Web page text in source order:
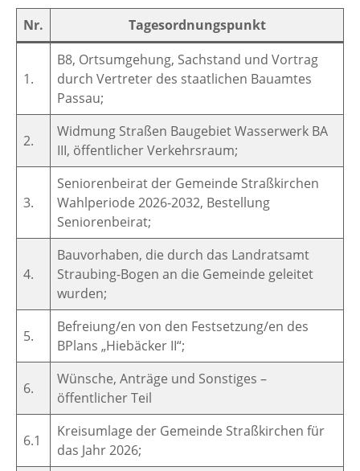
Nr. Tagesordnungspunkt
1.
B8, Ortsumgehung, Sachstand und Vortrag
durch Vertreter des staatlichen Bauamtes
Passau;
2.
Widmung Straßen Baugebiet Wasserwerk BA
III, öffentlicher Verkehrsraum;
3.
Seniorenbeirat der Gemeinde Straßkirchen
Wahlperiode 2026-2032, Bestellung
Seniorenbeirat;
4.
Bauvorhaben, die durch das Landratsamt
Straubing-Bogen an die Gemeinde geleitet
wurden;
5.
Befreiung/en von den Festsetzung/en des
BPlans „Hiebäcker II“;
6.
Wünsche, Anträge und Sonstiges –
öffentlicher Teil
6.1
Kreisumlage der Gemeinde Straßkirchen für
das Jahr 2026;